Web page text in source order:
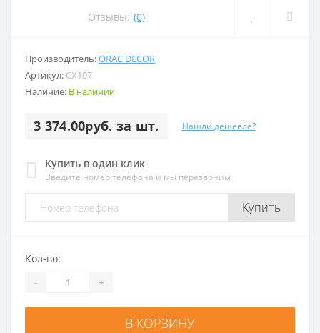
Отзывы: (0)
Производитель:ORAC DECOR
Артикул: CX107
Наличие: В наличии
3 374.00руб. за шт. Нашли дешевле?
Купить в один клик
Введите номер телефона и мы перезвоним
Купить
Кол-во:
- +
В КОРЗИНУ